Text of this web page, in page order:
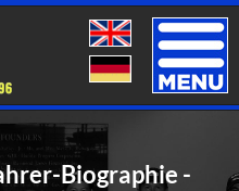
Toggle
Biographie -